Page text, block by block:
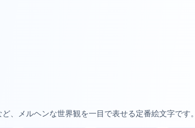
、メルヘンな世界観を一目で表せる定番絵文字です。